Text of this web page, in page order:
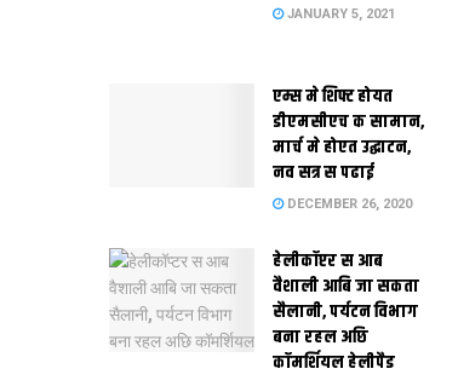
JANUARY 5, 2021
एम्स मे शिफ्ट होयत
डीएमसीएच क सामान,
मार्च मे होएत उद्घाटन,
नव सत्र स पढाई
DECEMBER 26, 2020
हेलीकॉप्टर स आब
वैशाली आबि जा सकता
सैलानी, पर्यटन विभाग
बना रहल अछि
कॉमर्शियल हेलीपैड